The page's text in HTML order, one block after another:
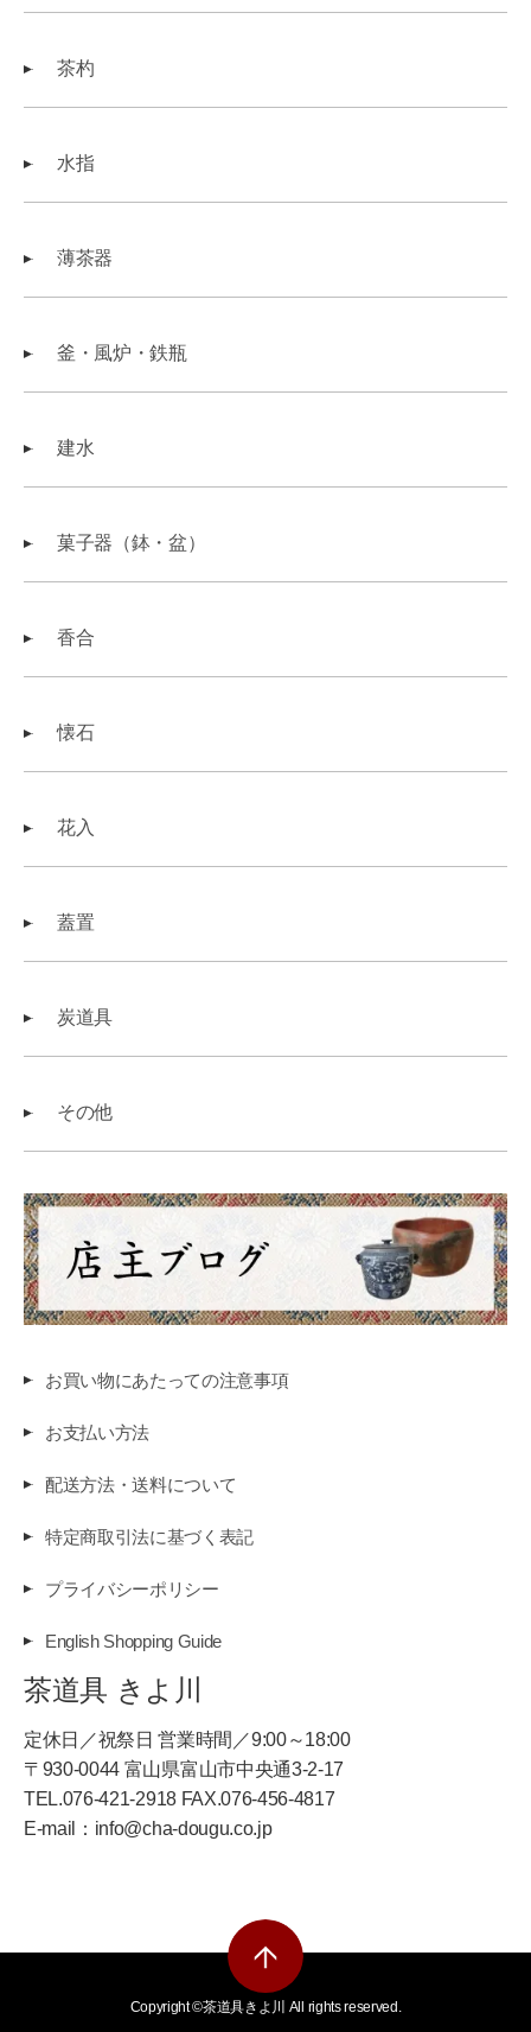
茶杓
水指
薄茶器
釜・風炉・鉄瓶
建水
菓子器（鉢・盆）
香合
懐石
花入
蓋置
炭道具
その他
お買い物にあたっての注意事項
お支払い方法
配送方法・送料について
特定商取引法に基づく表記
プライバシーポリシー
English Shopping Guide
茶道具 きよ川
定休日／祝祭日 営業時間／9:00～18:00
〒930-0044 富山県富山市中央通3-2-17
TEL.076-421-2918 FAX.076-456-4817
E-mail：info@cha-dougu.co.jp
Copyright ©︎茶道具きよ川 All rights reserved.